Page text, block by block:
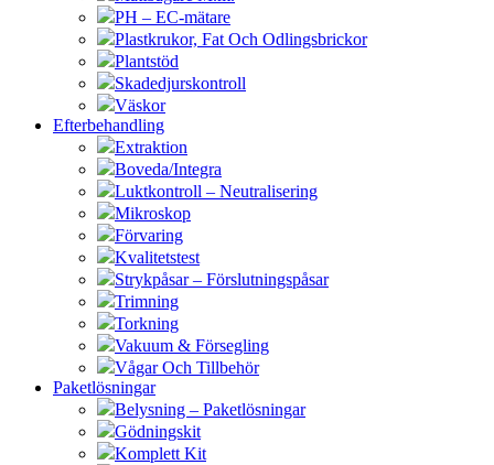
PH – EC-mätare
Plastkrukor, Fat Och Odlingsbrickor
Plantstöd
Skadedjurskontroll
Väskor
Efterbehandling
Extraktion
Boveda/Integra
Luktkontroll – Neutralisering
Mikroskop
Förvaring
Kvalitetstest
Strykpåsar – Förslutningspåsar
Trimning
Torkning
Vakuum & Försegling
Vågar Och Tillbehör
Paketlösningar
Belysning – Paketlösningar
Gödningskit
Komplett Kit